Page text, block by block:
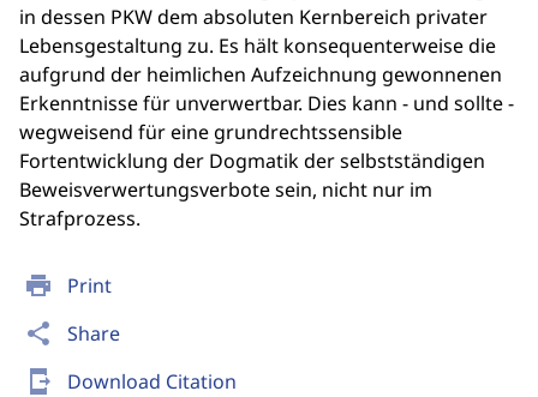
print Print
share Share
send_to_mobile Download Citation
in dessen PKW dem absoluten Kernbereich privater
Lebensgestaltung zu. Es hält konsequenterweise die
aufgrund der heimlichen Aufzeichnung gewonnenen
Erkenntnisse für unverwertbar. Dies kann - und sollte -
wegweisend für eine grundrechtssensible
Fortentwicklung der Dogmatik der selbstständigen
Beweisverwertungsverbote sein, nicht nur im
Strafprozess.